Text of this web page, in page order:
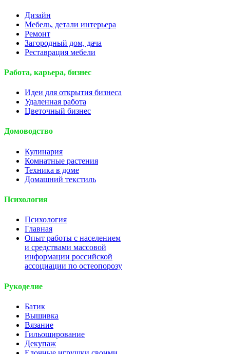
Дизайн
Мебель, детали интерьера
Ремонт
Загородный дом, дача
Реставрация мебели
Работа, карьера, бизнес
Идеи для открытия бизнеса
Удаленная работа
Цветочный бизнес
Домоводство
Кулинария
Комнатные растения
Техника в доме
Домашний текстиль
Психология
Психология
Главная
Опыт работы с населением
и средствами массовой
информации российской
ассоциации по остеопорозу
Рукоделие
Батик
Вышивка
Вязание
Гильоширование
Декупаж